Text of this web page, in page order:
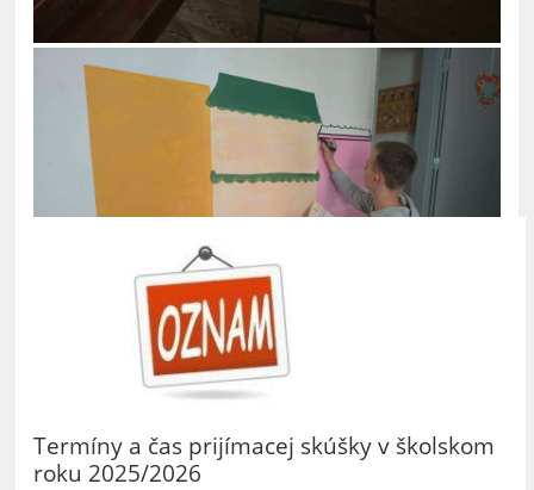
Termíny a čas prijímacej skúšky v školskom
roku 2025/2026